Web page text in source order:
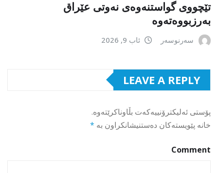
تێچووی گواستنەوەی نەوتی عێراق
بەرزبووەتەوە
سەرنوسەر ئاب 9, 2026
LEAVE A REPLY
پۆستی ئەلیکترۆنییەکەت بڵاوناکرێتەوە.
خانە پێویستەکان دەستنیشانکراون بە *
Comment